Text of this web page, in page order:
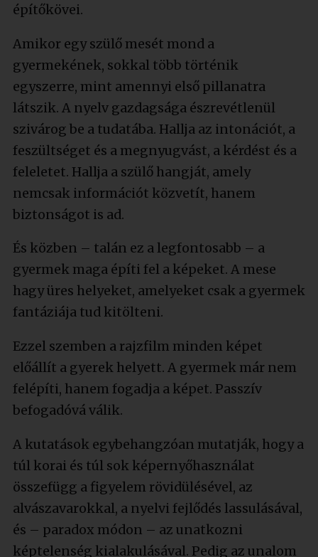
építőkövei.
Amikor egy szülő mesét mond a
gyermekének, sokkal több történik
egyszerre, mint amennyi első pillanatra
látszik. A nyelv gazdagsága észrevétlenül
szivárog be a tudatába. Hallja az intonációt, a
feszültséget és a megnyugvást, a kérdést és a
feleletet. Hallja a szülő hangját, amely
nemcsak információt közvetít, hanem
biztonságot is ad.
És közben – talán ez a legfontosabb – a
gyermek maga építi fel a képeket. A mese
hagy üres helyeket, amelyeket csak a gyermek
fantáziája tud kitölteni.
Ezzel szemben a rajzfilm minden képet
előállít a gyerek helyett. A gyermek már nem
felépíti, hanem fogadja a képet. Passzív
befogadóvá válik.
A kutatások egybehangzóan mutatják, hogy a
túl korai és túl sok képernyőhasználat
összefügg a figyelem rövidülésével, az
alvászavarokkal, a nyelvi fejlődés lassulásával,
és – paradox módon – az unatkozni
képtelenség kialakulásával. Pedig az unalom